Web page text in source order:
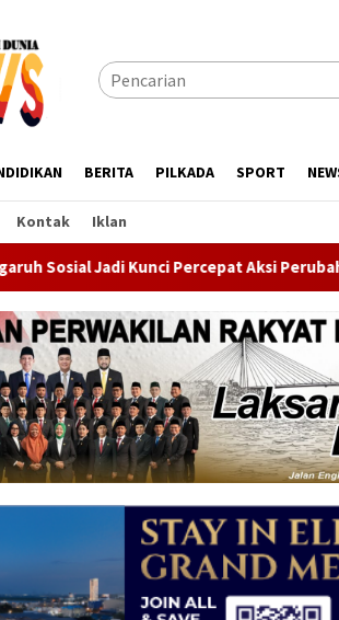
BERITA PILKADA SPORT
Kontak Iklan
Percepat Aksi Perubahan Iklim